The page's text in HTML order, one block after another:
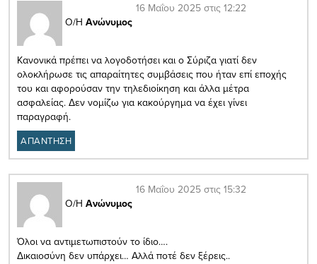
Ο/Η Ανώνυμος
16 Μαΐου 2025 στις 12:22
Κανονικά πρέπει να λογοδοτήσει και ο Σύριζα γιατί δεν
ολοκλήρωσε τις απαραίτητες συμβάσεις που ήταν επί εποχής
του και αφορούσαν την τηλεδιοίκηση και άλλα μέτρα
ασφαλείας. Δεν νομίζω για κακούργημα να έχει γίνει
παραγραφή.
ΑΠΑΝΤΗΣΗ
Ο/Η Ανώνυμος
16 Μαΐου 2025 στις 15:32
Όλοι να αντιμετωπιστούν το ίδιο….
Δικαιοσύνη δεν υπάρχει… Αλλά ποτέ δεν ξέρεις..